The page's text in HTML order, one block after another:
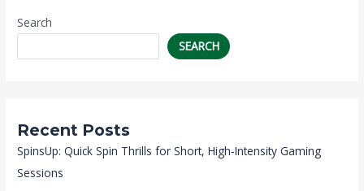
Search
SEARCH
Recent Posts
SpinsUp: Quick Spin Thrills for Short, High‑Intensity Gaming
Sessions